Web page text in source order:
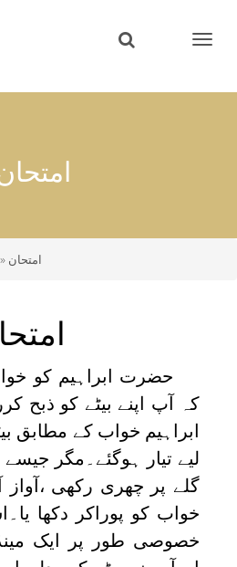
content
امتحان
حضرت ابراہیم کو
کہ آپ اپنے بیٹے کو ذبح
ابراہیم خواب کے مطابق
لیے تیار ہوگئے۔مگر
گلے پر چھری رکھی
خواب کو پوراکر دکھا
خصوصی طور پر ایک